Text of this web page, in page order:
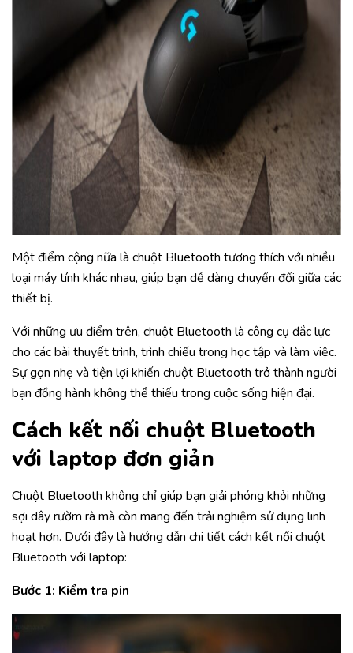
Một điểm cộng nữa là chuột Bluetooth tương thích với nhiều
loại máy tính khác nhau, giúp bạn dễ dàng chuyển đổi giữa các
thiết bị.
Với những ưu điểm trên, chuột Bluetooth là công cụ đắc lực
cho các bài thuyết trình, trình chiếu trong học tập và làm việc.
Sự gọn nhẹ và tiện lợi khiến chuột Bluetooth trở thành người
bạn đồng hành không thể thiếu trong cuộc sống hiện đại.
Cách kết nối chuột Bluetooth
với laptop đơn giản
Chuột Bluetooth không chỉ giúp bạn giải phóng khỏi những
sợi dây rườm rà mà còn mang đến trải nghiệm sử dụng linh
hoạt hơn. Dưới đây là hướng dẫn chi tiết cách kết nối chuột
Bluetooth với laptop:
Bước 1: Kiểm tra pin